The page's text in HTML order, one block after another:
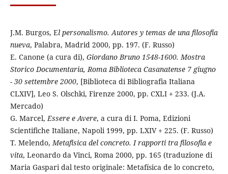
J.M. Burgos, El personalismo. Autores y temas de una filosofía
nueva, Palabra, Madrid 2000, pp. 197. (F. Russo)
E. Canone (a cura di), Giordano Bruno 1548-1600. Mostra
Storico Documentaria, Roma Biblioteca Casanatense 7 giugno
- 30 settembre 2000, [Biblioteca di Bibliografia Italiana
CLXIV], Leo S. Olschki, Firenze 2000, pp. CXLI + 233. (J.A.
Mercado)
G. Marcel,Essere e Avere, a cura di I. Poma, Edizioni
Scientifiche Italiane, Napoli 1999, pp. LXIV + 225. (F. Russo)
T. Melendo,Metafisica del concreto. I rapporti tra filosofia e
vita, Leonardo da Vinci, Roma 2000, pp. 165 (traduzione di
Maria Gaspari dal testo originale: Metafísica de lo concreto,